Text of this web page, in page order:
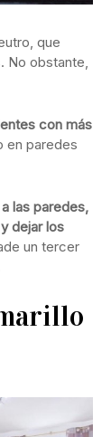
que
No obstante,
con más
en paredes
las paredes,
y dejar los
un tercer